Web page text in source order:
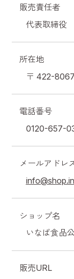
販売責任者
代表取締役
所在地
〒 422-8067
電話番号
0120-657-
メールアドレ
ショップ名
いなば食品
販売URL